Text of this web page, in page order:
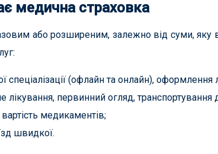
медична страховка
або розширеним, залежно від суми, яку
спеціалізації (офлайн та онлайн),
лікування, первинний огляд,
медикаментів;
швидкої.